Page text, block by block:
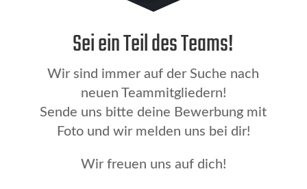
Sei ein Teil des Teams!
Wir sind immer auf der Suche nach
neuen Teammitgliedern!
Sende uns bitte deine Bewerbung mit
Foto und wir melden uns bei dir!
Wir freuen uns auf dich!